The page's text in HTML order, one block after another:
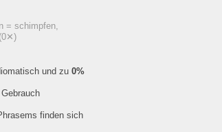
= schimpfen,
(0✕)
und zu 0%
finden sich